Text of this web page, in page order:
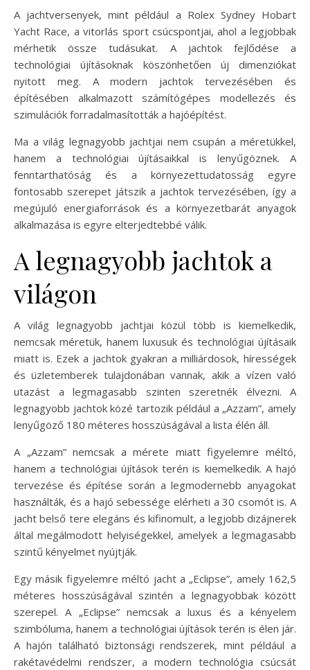
A jachtversenyek, mint például a Rolex Sydney Hobart
Yacht Race, a vitorlás sport csúcspontjai, ahol a legjobbak
mérhetik össze tudásukat. A jachtok fejlődése a
technológiai újításoknak köszönhetően új dimenziókat
nyitott meg. A modern jachtok tervezésében és
építésében alkalmazott számítógépes modellezés és
szimulációk forradalmasították a hajóépítést.
Ma a világ legnagyobb jachtjai nem csupán a méretükkel,
hanem a technológiai újításaikkal is lenyűgöznek. A
fenntarthatóság és a környezettudatosság egyre
fontosabb szerepet játszik a jachtok tervezésében, így a
megújuló energiaforrások és a környezetbarát anyagok
alkalmazása is egyre elterjedtebbé válik.
A legnagyobb jachtok a
világon
A világ legnagyobb jachtjai közül több is kiemelkedik,
nemcsak méretük, hanem luxusuk és technológiai újításaik
miatt is. Ezek a jachtok gyakran a milliárdosok, hírességek
és üzletemberek tulajdonában vannak, akik a vízen való
utazást a legmagasabb szinten szeretnék élvezni. A
legnagyobb jachtok közé tartozik például a „Azzam”, amely
lenyűgöző 180 méteres hosszúságával a lista élén áll.
A „Azzam” nemcsak a mérete miatt figyelemre méltó,
hanem a technológiai újítások terén is kiemelkedik. A hajó
tervezése és építése során a legmodernebb anyagokat
használták, és a hajó sebessége elérheti a 30 csomót is. A
jacht belső tere elegáns és kifinomult, a legjobb dizájnerek
által megálmodott helyiségekkel, amelyek a legmagasabb
szintű kényelmet nyújtják.
Egy másik figyelemre méltó jacht a „Eclipse”, amely 162,5
méteres hosszúságával szintén a legnagyobbak között
szerepel. A „Eclipse” nemcsak a luxus és a kényelem
szimbóluma, hanem a technológiai újítások terén is élen jár.
A hajón található biztonsági rendszerek, mint például a
rakétavédelmi rendszer, a modern technológia csúcsát